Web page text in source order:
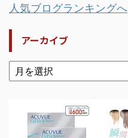
人気ブログランキングへ
アーカイブ